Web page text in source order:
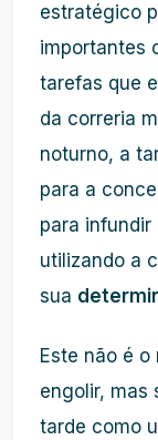
estratégico
importantes
tarefas que
da correria
noturno, a
para a
para
utilizando a
sua
Este não é
engolir, mas
tarde como